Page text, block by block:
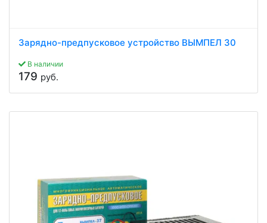
Зарядно-предпусковое устройство ВЫМПЕЛ 30
В наличии
179 руб.